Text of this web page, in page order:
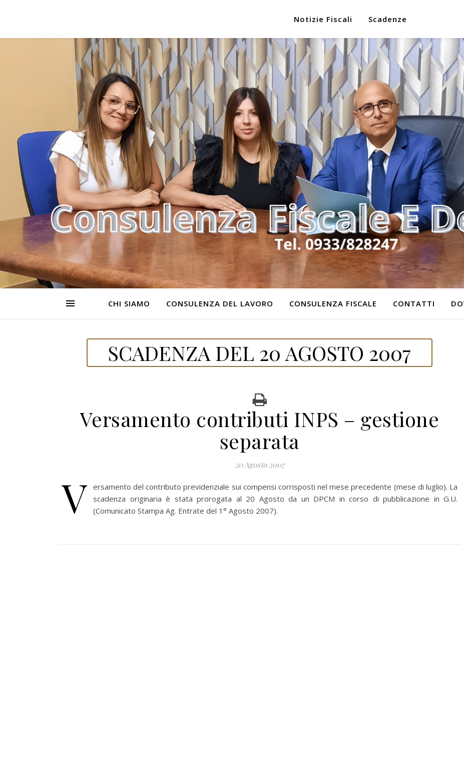
Notizie Fiscali Scadenze
CHI SIAMO CONSULENZA DEL LAVORO CONSULENZA FISCALE CONTATTI
SCADENZA DEL 20 AGOSTO 2007
Versamento contributi INPS – gestione
separata
20 Agosto 2007
V ersamento del contributo previdenziale sui compensi corrisposti nel mese precedente (mese di luglio). La
scadenza originaria è stata prorogata al 20 Agosto da un DPCM in corso di pubblicazione in G.U.
(Comunicato Stampa Ag. Entrate del 1° Agosto 2007).